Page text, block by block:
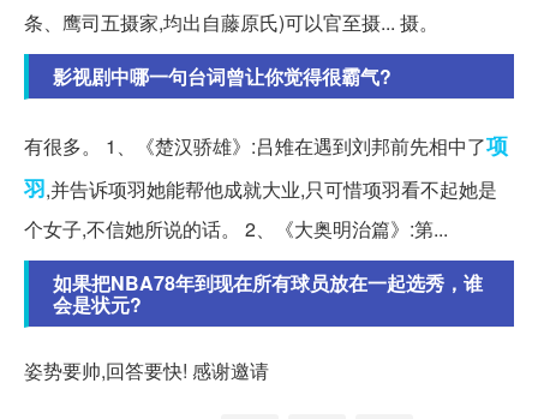
条、鹰司五摄家,均出自藤原氏)可以官至摄... 摄。
影视剧中哪一句台词曾让你觉得很霸气?
有很多。 1、《楚汉骄雄》:吕雉在遇到刘邦前先相中了项
羽,并告诉项羽她能帮他成就大业,只可惜项羽看不起她是
个女子,不信她所说的话。 2、《大奥明治篇》:第...
如果把NBA78年到现在所有球员放在一起选秀，谁
会是状元?
姿势要帅,回答要快! 感谢邀请